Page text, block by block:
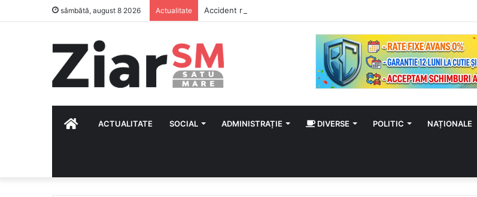
sâmbătă, august 8 2026 Actualitate Accident rutier mortal în țară! Autoturism și TIR în flăcări, șofer carbonizat!
HOMEACTUALITATE SOCIAL ADMINISTRAȚIE DIVERSE POLITIC NAȚIONALE